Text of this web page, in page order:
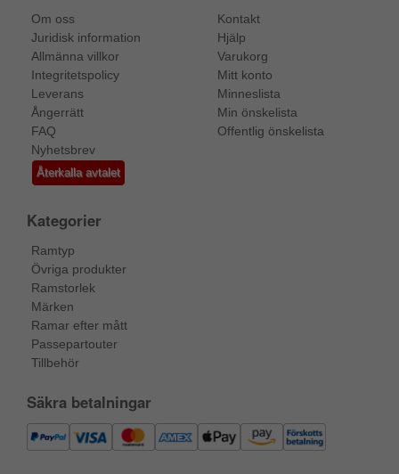
Om oss
Juridisk information
Allmänna villkor
Integritetspolicy
Leverans
Ångerrätt
FAQ
Nyhetsbrev
Återkalla avtalet
Kontakt
Hjälp
Varukorg
Mitt konto
Minneslista
Min önskelista
Offentlig önskelista
Kategorier
Ramtyp
Övriga produkter
Ramstorlek
Märken
Ramar efter mått
Passepartouter
Tillbehör
Säkra betalningar